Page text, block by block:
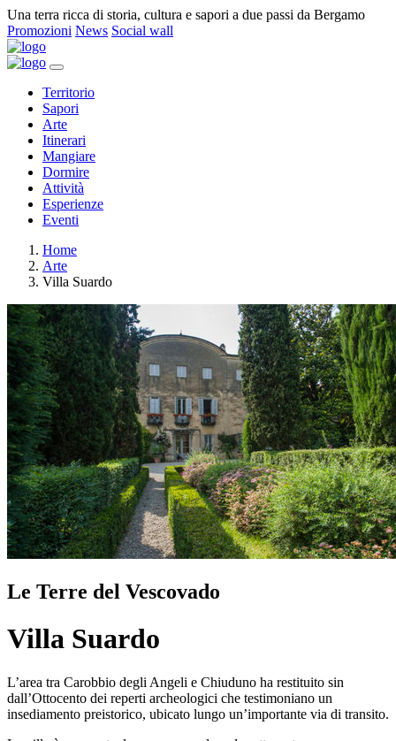
Una terra ricca di storia, cultura e sapori a due passi da Bergamo
Promozioni News Social wall
Territorio
Sapori
Arte
Itinerari
Mangiare
Dormire
Attività
Esperienze
Eventi
Home
Arte
Villa Suardo
Le Terre del Vescovado
Villa Suardo
L’area tra Carobbio degli Angeli e Chiuduno ha restituito sin
dall’Ottocento dei reperti archeologici che testimoniano un
insediamento preistorico, ubicato lungo un’importante via di transito.